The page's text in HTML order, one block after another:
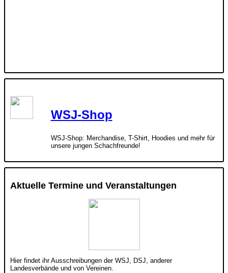
WSJ-Shop
WSJ-Shop: Merchandise, T-Shirt, Hoodies und mehr für
unsere jungen Schachfreunde!
Aktuelle Termine und Veranstaltungen
Hier findet ihr Ausschreibungen der WSJ, DSJ, anderer
Landesverbände und von Vereinen.